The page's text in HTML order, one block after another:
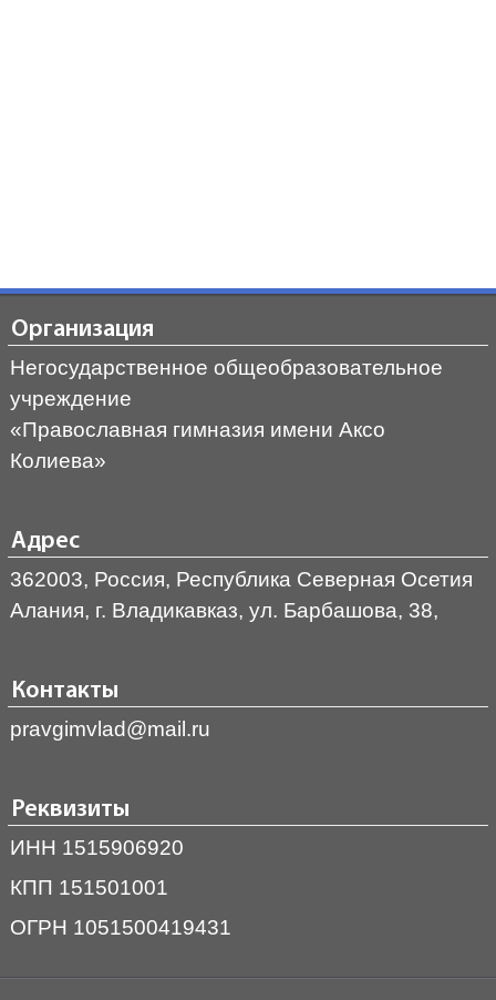
Организация
Негосударственное общеобразовательное
учреждение
«Православная гимназия имени Аксо
Колиева»
Адрес
362003, Россия, Республика Северная Осетия
Алания, г. Владикавказ, ул. Барбашова, 38,
Контакты
pravgimvlad@mail.ru
Реквизиты
ИНН 1515906920
КПП 151501001
ОГРН 1051500419431